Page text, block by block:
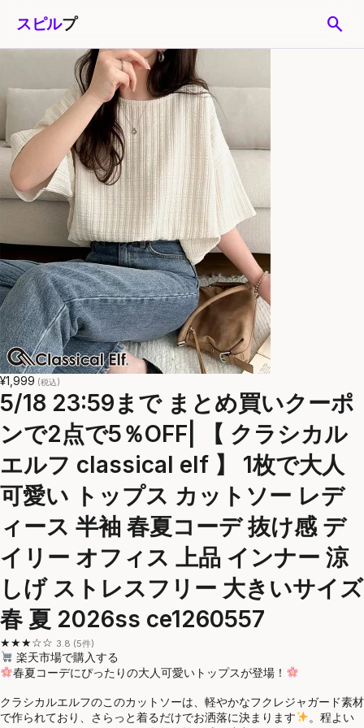
スピルプ search
¥1,999 (税込)
5/18 23:59まで まとめ買いクーポ
ンで2点で5％OFF| 【 クラシカル
エルフ classical elf 】 1枚で大人
可愛い トップス カットソー レデ
ィース 半袖 春夏コーデ 抜け感 デ
イリー オフィス 上品 インナー 涼
しげ ストレスフリー 大きいサイズ
春 夏 2026ss ce1260557
★★★☆☆ 3.8 (5件)
楽天市場で購入する
春夏コーデにぴったりの大人可愛いトップスが登場！
クラシカルエルフのこのカットソーは、軽やかなフクレジャガード素材
で作られており、さらっと着るだけでお洒落に決まります
。程よい